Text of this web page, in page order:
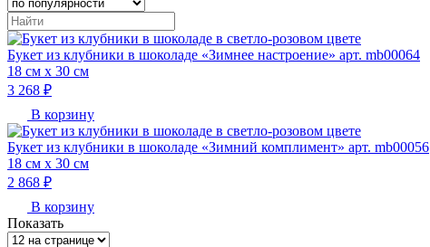
Букет из клубники в шоколаде «Зимнее настроение» арт. mb00064
18 см х 30 см
3 268 ₽
В корзину
Букет из клубники в шоколаде «Зимний комплимент» арт. mb00056
18 см х 30 см
2 868 ₽
В корзину
Показать